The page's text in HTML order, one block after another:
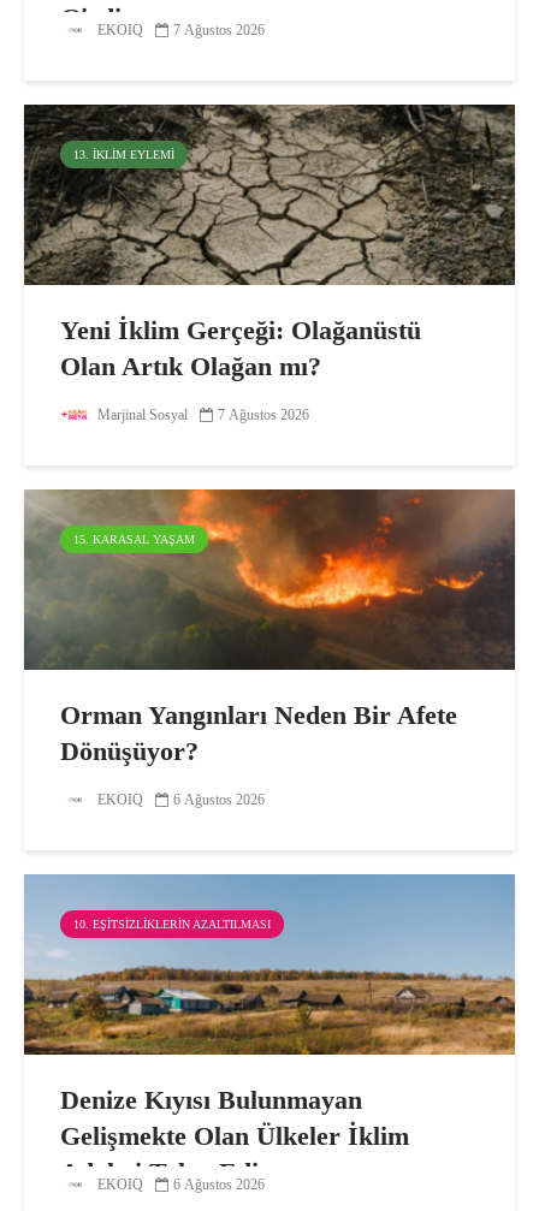
GirdiEKOIQ 7 Ağustos 2026
13. İKLIM EYLEMI
Yeni İklim Gerçeği: Olağanüstü
Olan Artık Olağan mı?
Marjinal Sosyal 7 Ağustos 2026
15. KARASAL YAŞAM
Orman Yangınları Neden Bir Afete
Dönüşüyor?
EKOIQ 6 Ağustos 2026
10. EŞITSIZLIKLERIN AZALTILMASI
Denize Kıyısı Bulunmayan
Gelişmekte Olan Ülkeler İklim
Adaleti Talep Ediyor
EKOIQ 6 Ağustos 2026